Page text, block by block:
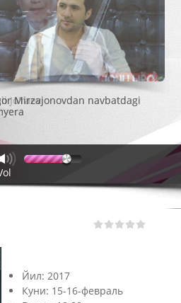
Jo'raev
Йил: 2017
Куни: 15-16-февраль